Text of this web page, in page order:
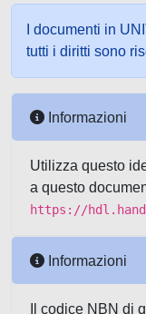
I documenti in
tutti i diritti sono
Informazioni
Utilizza questo
a questo
https://
Informazioni
Il codice NBN di